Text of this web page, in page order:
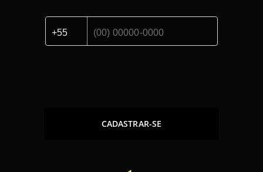
CADASTRAR-SE